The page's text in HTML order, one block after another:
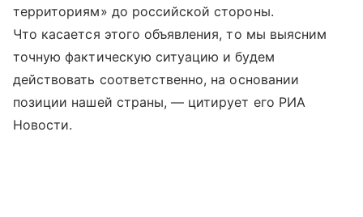
территориям» до российской стороны.
Что касается этого объявления, то мы выясним
точную фактическую ситуацию и будем
действовать соответственно, на основании
позиции нашей страны, — цитирует его РИА
Новости.